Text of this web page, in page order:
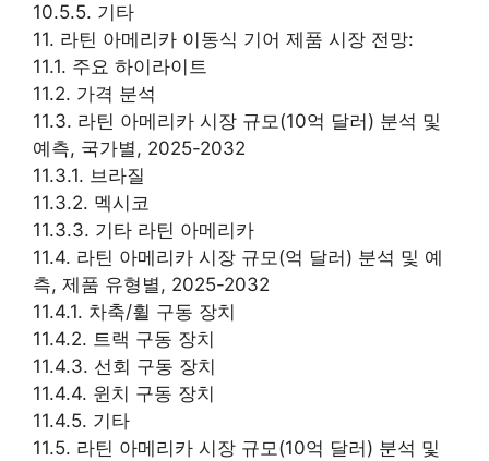
10.5.5. 기타
11. 라틴 아메리카 이동식 기어 제품 시장 전망:
11.1. 주요 하이라이트
11.2. 가격 분석
11.3. 라틴 아메리카 시장 규모(10억 달러) 분석 및
예측, 국가별, 2025-2032
11.3.1. 브라질
11.3.2. 멕시코
11.3.3. 기타 라틴 아메리카
11.4. 라틴 아메리카 시장 규모(억 달러) 분석 및 예
측, 제품 유형별, 2025-2032
11.4.1. 차축/휠 구동 장치
11.4.2. 트랙 구동 장치
11.4.3. 선회 구동 장치
11.4.4. 윈치 구동 장치
11.4.5. 기타
11.5. 라틴 아메리카 시장 규모(10억 달러) 분석 및